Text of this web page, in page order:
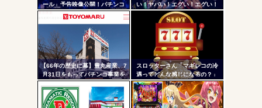
ール」予告映像公開！パチンコ
版面白かったし期待だな！！！
い！ヤバい！エグい！エグい！
アツい！アツい！」←語彙力無
さすぎだろｗｗｗ
【66年の歴史に幕】豊丸産業、7
月31日をもってパチンコ事業を
停止へ ナナシーやコマコマ倶
楽部マやウィッチブレイド…た
くさんの名機をありがとう
スロッターさん「マギレコの冷
遇ってどんな感じになるの？」